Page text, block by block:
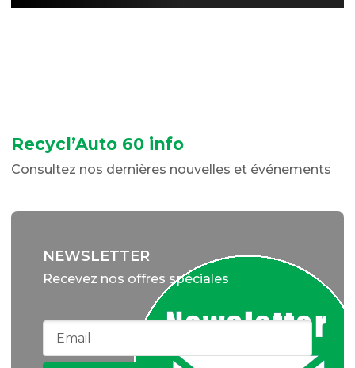
Recycl’Auto 60 info
Consultez nos dernières nouvelles et événements
NEWSLETTER
Recevez nos offres spéciales